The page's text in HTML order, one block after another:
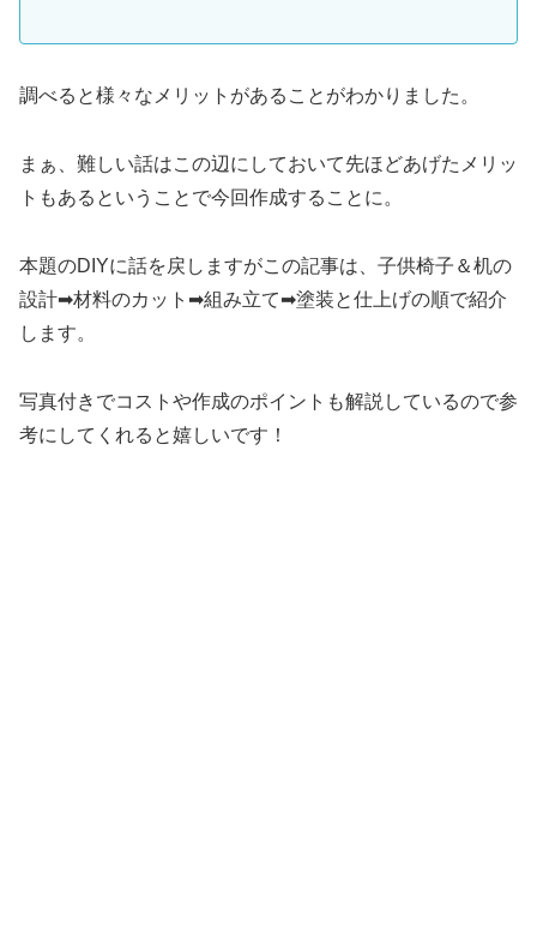
調べると様々なメリットがあることがわかりました。
まぁ、難しい話はこの辺にしておいて先ほどあげたメリッ
トもあるということで今回作成することに。
本題のDIYに話を戻しますがこの記事は、子供椅子＆机の
設計➡材料のカット➡組み立て➡塗装と仕上げの順で紹介
します。
写真付きでコストや作成のポイントも解説しているので参
考にしてくれると嬉しいです！